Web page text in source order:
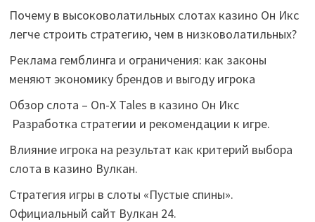
Почему в высоковолатильных слотах казино Он Икс
легче строить стратегию, чем в низковолатильных?
Реклама гемблинга и ограничения: как законы
меняют экономику брендов и выгоду игрока
Обзор слота – On-X Tales в казино Он Икс
Разработка стратегии и рекомендации к игре.
Влияние игрока на результат как критерий выбора
слота в казино Вулкан.
Стратегия игры в слоты «Пустые спины».
Официальный сайт Вулкан 24.